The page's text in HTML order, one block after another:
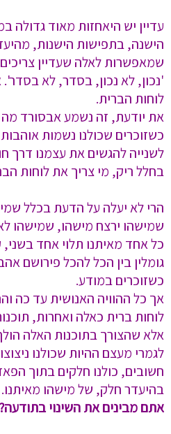
עדיין יש היאחזות מאוד גדולה
הישנה, בתפישות הישנות,
שמאפשרות לאלה שעדיין
'נכון, לא נכון, בסדר, לא בסדר'.
לוחות הברית.
את יודעת, זה נשמע אבסורד
כשזוכרים שכולנו נשמות
לשנייה להגשים את עצמנו דרך
בחלל ריק, מי צריך את לוחות
הרי לא יעלה על הדעת בכלל
שמישהו ירצח מישהו, שמישהו
כל אחד מאיתנו תלוי אחד
גומלין בין הכל להכל פירושם
כשזוכרים במודע.
אך כל ההוויה האנושית עד כה
לוחות ברית כאלה ואחרות,
אלא שהצורך בתוכנות האלה
לגמרי מעצם ההיות שכולנו
חשובים, כולנו חלקים בתוך
בהיעדר חלק, של מישהו מאיתנו.
אתם מבינים את השינוי